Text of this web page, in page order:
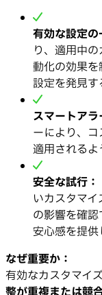
有効な設定の
り、適用中
動化の効果
設定を発見す
スマートアラ
ーにより、
適用されるよ
安全な試行：
いカスタマ
の影響を確
安心感を提供
なぜ重要か：
有効なカスタマイ